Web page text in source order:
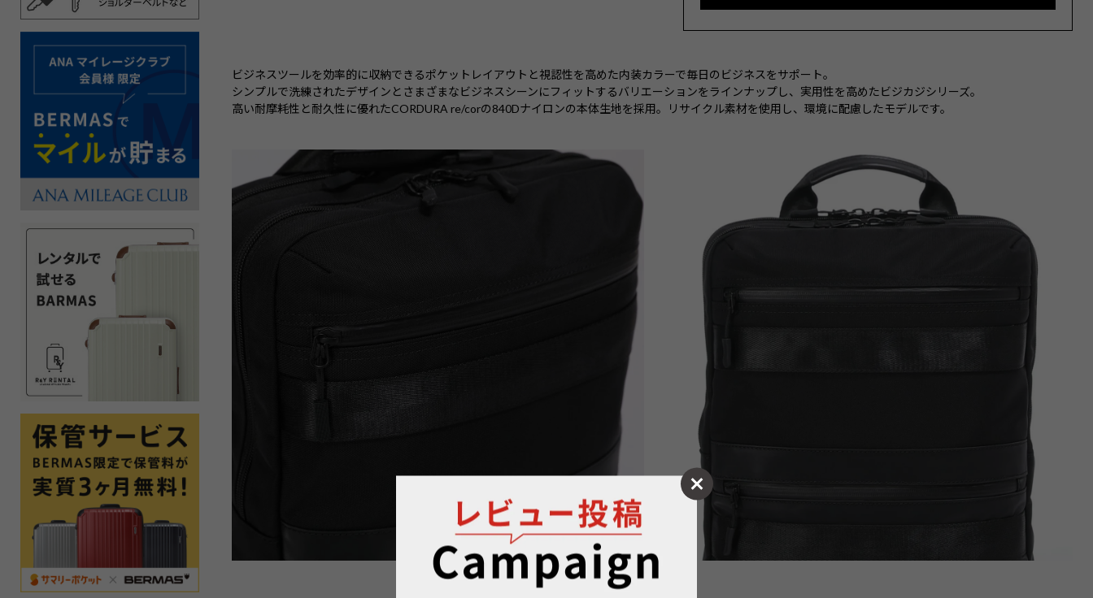
ビジネスツールを効率的に収納できるポケットレイアウトと視認性を高めた内装カラーで毎日のビジネスをサポート。
シンプルで洗練されたデザインとさまざまなビジネスシーンにフィットするバリエーションをラインナップし、実用性を高めたビジカジシリーズ。
高い耐摩耗性と耐久性に優れたCORDURA re/corの840Dナイロンの本体生地を採用。リサイクル素材を使用し、環境に配慮したモデルです。